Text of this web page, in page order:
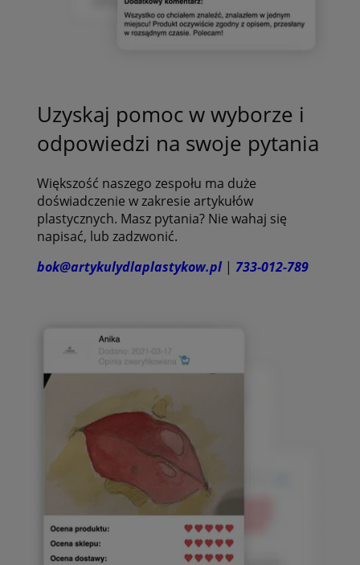
Uzyskaj pomoc w wyborze i
odpowiedzi na swoje pytania
Większość naszego zespołu ma duże
doświadczenie w zakresie artykułów
plastycznych. Masz pytania? Nie wahaj się
napisać, lub zadzwonić.
bok@artykulydlaplastykow.pl| 733-012-789